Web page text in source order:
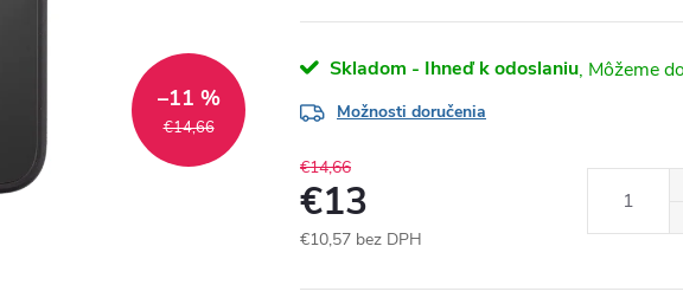
€14,66
–11 %
Skladom - Ihneď k odoslaniu
Možnosti doručenia
€14,66
€13
€10,57 bez DPH